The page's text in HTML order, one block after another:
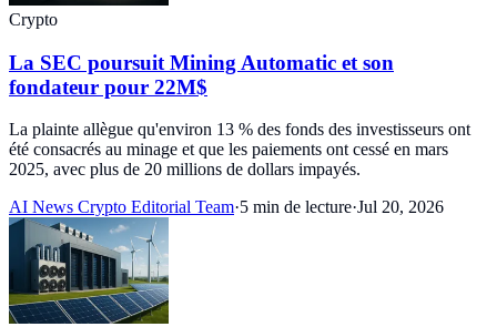
Crypto
La SEC poursuit Mining Automatic et son
fondateur pour 22M$
La plainte allègue qu'environ 13 % des fonds des investisseurs ont
été consacrés au minage et que les paiements ont cessé en mars
2025, avec plus de 20 millions de dollars impayés.
AI News Crypto Editorial Team·5 min de lecture·Jul 20, 2026